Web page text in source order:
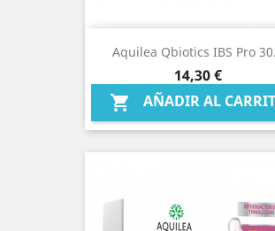
Aquilea Qbiotics IBS Pro
Precio
14,30 €
 AÑADIR AL